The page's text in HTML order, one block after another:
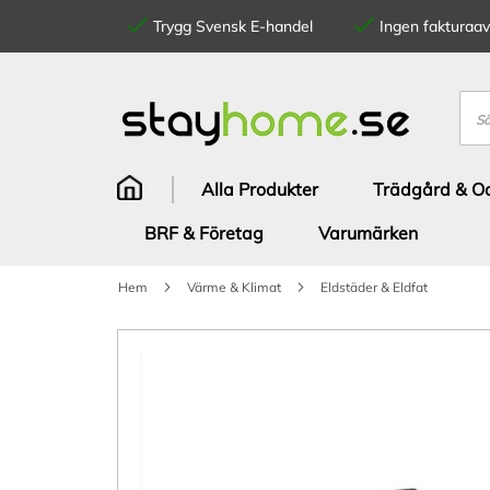
Trygg Svensk E-handel Ingen
innehållet
Sök
Alla Produkter Trädgård &
BRF & Företag
Varumärken
Hem Värme & Klimat Eldstäder & Eldfat